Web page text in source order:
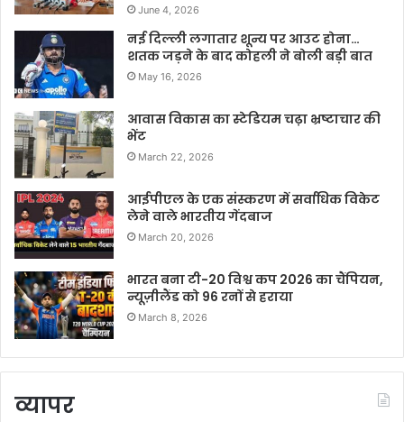
June 4, 2026
नई दिल्ली लगातार शून्य पर आउट होना…
शतक जड़ने के बाद कोहली ने बोली बड़ी बात
May 16, 2026
आवास विकास का स्टेडियम चढ़ा भ्रष्टाचार की
भेंट
March 22, 2026
आईपीएल के एक संस्करण में सर्वाधिक विकेट
लेने वाले भारतीय गेंदबाज
March 20, 2026
भारत बना टी-20 विश्व कप 2026 का चैंपियन,
न्यूज़ीलैंड को 96 रनों से हराया
March 8, 2026
व्यापर